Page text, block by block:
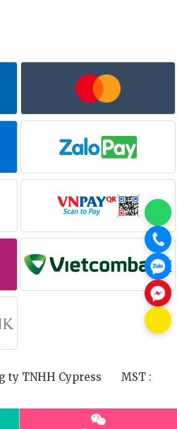
ty TNHH Cypress MST :